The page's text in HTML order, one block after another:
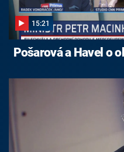
15:21
Pošarová a Havel o